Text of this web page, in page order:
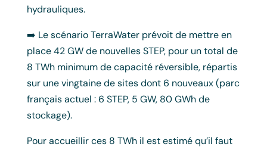
hydrauliques.
➡️ Le scénario TerraWater prévoit de mettre en
place 42 GW de nouvelles STEP, pour un total de
8 TWh minimum de capacité réversible, répartis
sur une vingtaine de sites dont 6 nouveaux (parc
français actuel : 6 STEP, 5 GW, 80 GWh de
stockage).
Pour accueillir ces 8 TWh il est estimé qu’il faut